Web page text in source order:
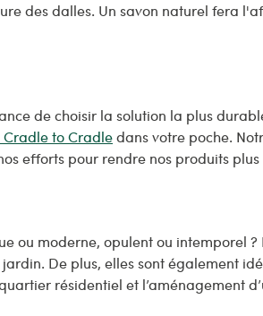
des dalles. Un savon naturel fera
de choisir la solution la plus
to Cradledans votre poche.
efforts pour rendre nos produits
ou moderne, opulent ou intemporel
De plus, elles sont également
résidentiel et l’aménagement